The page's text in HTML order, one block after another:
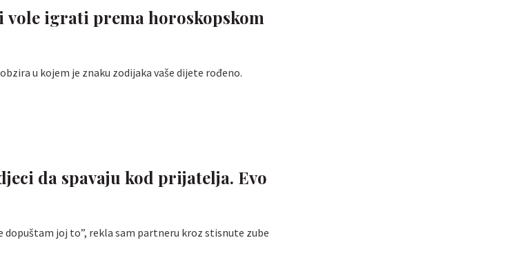
vole igrati prema horoskopskom
u kojem je znaku zodijaka vaše dijete rođeno.
da spavaju kod prijatelja. Evo
dopuštam joj to”, rekla sam partneru kroz stisnute zube